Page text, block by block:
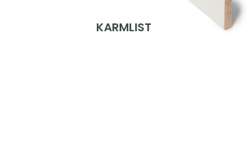
KARMLIST